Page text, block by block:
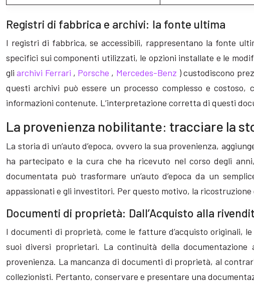
Registri di fabbrica e archivi: la fonte ultima
I registri di fabbrica, se accessibili, rappresentano la fonte
specifici sui componenti utilizzati, le opzioni installate e le
gliarchivi Ferrari , Porsche , Mercedes-Benz ) custodiscono
questi archivi può essere un processo complesso e
informazioni contenute. L’interpretazione corretta di questi
La provenienza nobilitante: tracciare la
La storia di un’auto d’epoca, ovvero la sua provenienza,
ha partecipato e la cura che ha ricevuto nel corso degli
documentata può trasformare un’auto d’epoca da un
appassionati e gli investitori. Per questo motivo, la
Documenti di proprietà: Dall’Acquisto alla
I documenti di proprietà, come le fatture d’acquisto originali,
suoi diversi proprietari. La continuità della
provenienza. La mancanza di documenti di proprietà, al
collezionisti. Pertanto, conservare e presentare una